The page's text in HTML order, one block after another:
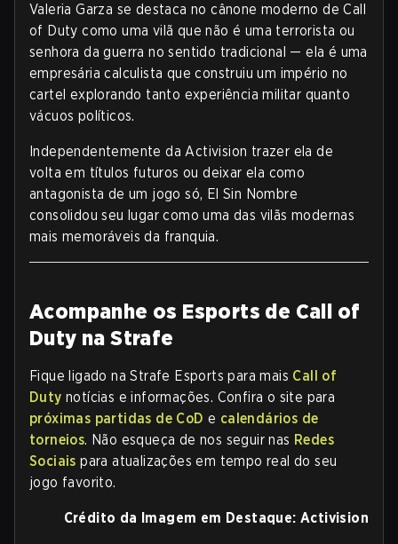
Valeria Garza se destaca no cânone moderno de Call
of Duty como uma vilã que não é uma terrorista ou
senhora da guerra no sentido tradicional — ela é uma
empresária calculista que construiu um império no
cartel explorando tanto experiência militar quanto
vácuos políticos.
Independentemente da Activision trazer ela de
volta em títulos futuros ou deixar ela como
antagonista de um jogo só, El Sin Nombre
consolidou seu lugar como uma das vilãs modernas
mais memoráveis da franquia.
Acompanhe os Esports de Call of
Duty na Strafe
Fique ligado na Strafe Esports para mais Call of
Duty notícias e informações. Confira o site para
próximas partidas de CoD e calendários de
torneios. Não esqueça de nos seguir nas Redes
Sociais para atualizações em tempo real do seu
jogo favorito.
Crédito da Imagem em Destaque: Activision